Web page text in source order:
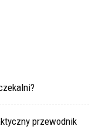
przewodnik